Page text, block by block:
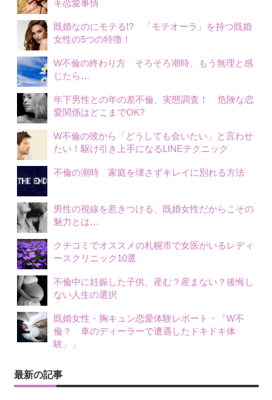
キ恋愛事情
既婚なのにモテる!? 「モテオーラ」を持つ既婚
女性の5つの特徴！
W不倫の終わり方 そろそろ潮時、もう無理と感
じたら…
年下男性との年の差不倫、実態調査！ 危険な恋
愛関係はどこまでOK?
W不倫の彼から「どうしても会いたい」と言わせ
たい！駆け引き上手になるLINEテクニック
不倫の潮時 家庭を壊さずキレイに別れる方法
男性の視線を惹きつける、既婚女性だからこその
魅力とは…
クチコミでオススメの札幌市で女医がいるレディ
ースクリニック10選
不倫中に妊娠した子供、産む？産まない？後悔し
ない人生の選択
既婚女性・胸キュン恋愛体験レポート・「W不
倫？ 車のディーラーで遭遇したドキドキ体
験」」
最新の記事